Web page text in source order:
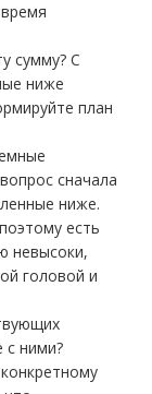
сумму? С
ниже
план
сначала
ниже.
есть
невысоки,
головой и
с ними?